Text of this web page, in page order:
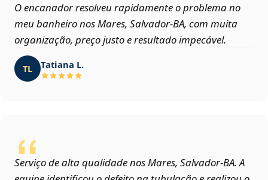
O encanador resolveu rapidamente o problema no
meu banheiro nos Mares, Salvador‑BA, com muita
organização, preço justo e resultado impecável.
TL Tatiana L.
Serviço de alta qualidade nos Mares, Salvador‑BA. A